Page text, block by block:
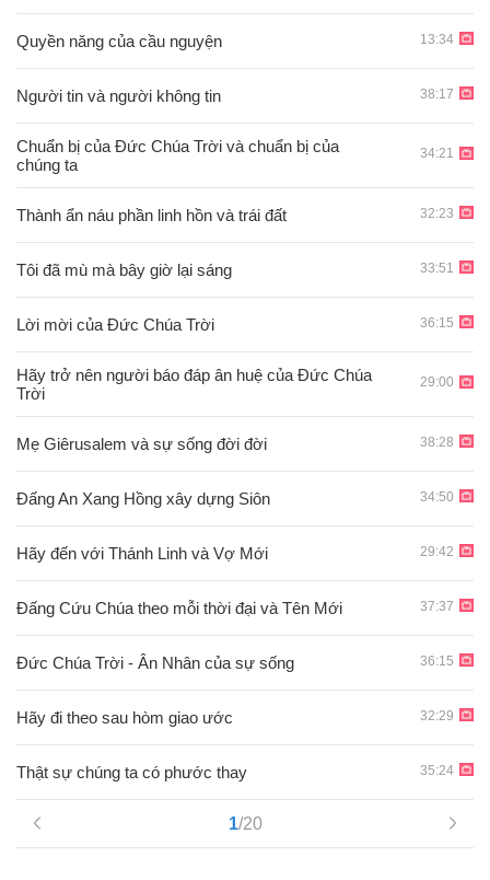
Quyền năng của cầu nguyện 13:34
Người tin và người không tin 38:17
Chuẩn bị của Đức Chúa Trời và chuẩn bị của
chúng ta
34:21
Thành ẩn náu phần linh hồn và trái đất 32:23
Tôi đã mù mà bây giờ lại sáng 33:51
Lời mời của Đức Chúa Trời 36:15
Hãy trở nên người báo đáp ân huệ của Đức Chúa
Trời
29:00
Mẹ Giêrusalem và sự sống đời đời 38:28
Đấng An Xang Hồng xây dựng Siôn 34:50
Hãy đến với Thánh Linh và Vợ Mới 29:42
Ðấng Cứu Chúa theo mỗi thời đại và Tên Mới 37:37
Đức Chúa Trời - Ân Nhân của sự sống 36:15
Hãy đi theo sau hòm giao ước 32:29
Thật sự chúng ta có phước thay 35:24
1/20